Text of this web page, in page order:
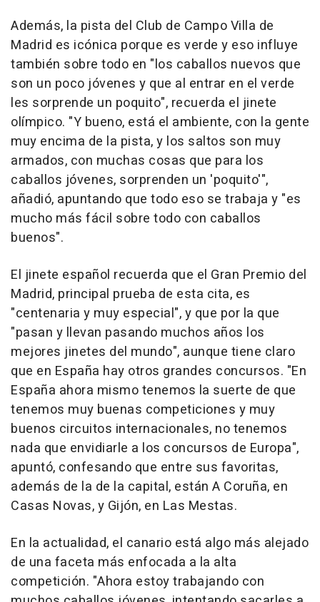
Además, la pista del Club de Campo Villa de
Madrid es icónica porque es verde y eso influye
también sobre todo en "los caballos nuevos que
son un poco jóvenes y que al entrar en el verde
les sorprende un poquito", recuerda el jinete
olímpico. "Y bueno, está el ambiente, con la gente
muy encima de la pista, y los saltos son muy
armados, con muchas cosas que para los
caballos jóvenes, sorprenden un 'poquito'",
añadió, apuntando que todo eso se trabaja y "es
mucho más fácil sobre todo con caballos
buenos".
El jinete español recuerda que el Gran Premio del
Madrid, principal prueba de esta cita, es
"centenaria y muy especial", y que por la que
"pasan y llevan pasando muchos años los
mejores jinetes del mundo", aunque tiene claro
que en España hay otros grandes concursos. "En
España ahora mismo tenemos la suerte de que
tenemos muy buenas competiciones y muy
buenos circuitos internacionales, no tenemos
nada que envidiarle a los concursos de Europa",
apuntó, confesando que entre sus favoritas,
además de la de la capital, están A Coruña, en
Casas Novas, y Gijón, en Las Mestas.
En la actualidad, el canario está algo más alejado
de una faceta más enfocada a la alta
competición. "Ahora estoy trabajando con